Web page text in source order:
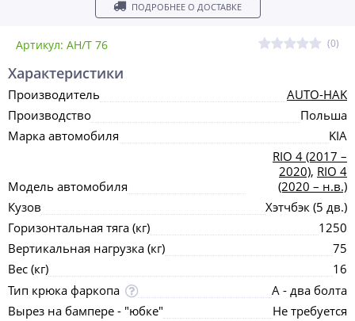
Артикул: AH/T 76 (0)
ПОДРОБНЕЕ О ДОСТАВКЕ
Характеристики
Производитель
AUTO-HAK
Производство
Польша
Марка автомобиля
KIA
Модель автомобиля
RIO 4 (2017 –
2020), RIO 4
(2020 – н.в.)
Кузов
Хэтчбэк (5 дв.)
Горизонтальная тяга (кг)
1250
Вертикальная нагрузка (кг)
75
Вес (кг)
16
Тип крюка фаркопа
А - два болта
Вырез на бампере - "юбке"
Не требуется